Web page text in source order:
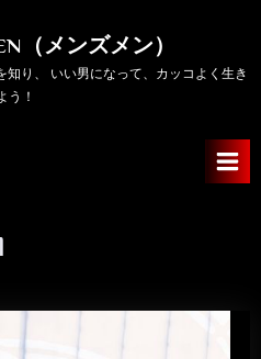
（メンズメン）
り、 いい男になって、カッコよく生き
う！